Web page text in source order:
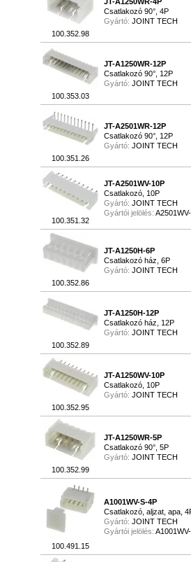
100.352.98
Csatlakozó 90°, 4P
Gyártó: JOINT TECH
100.353.03
JT-A1250WR-12P
Csatlakozó 90°, 12P
Gyártó: JOINT TECH
100.351.26
JT-A2501WR-12P
Csatlakozó 90°, 12P
Gyártó: JOINT TECH
100.351.32
JT-A2501WV-10P
Csatlakozó, 10P
Gyártó: JOINT TECH
Gyártói jelölés:
100.352.86
JT-A1250H-6P
Csatlakozó ház, 6P
Gyártó: JOINT TECH
100.352.89
JT-A1250H-12P
Csatlakozó ház, 12P
Gyártó: JOINT TECH
100.352.95
JT-A1250WV-10P
Csatlakozó, 10P
Gyártó: JOINT TECH
100.352.99
JT-A1250WR-5P
Csatlakozó 90°, 5P
Gyártó: JOINT TECH
100.491.15
A1001WV-S-4P
Csatlakozó, aljzat, apa,
Gyártó: JOINT TECH
Gyártói jelölés: